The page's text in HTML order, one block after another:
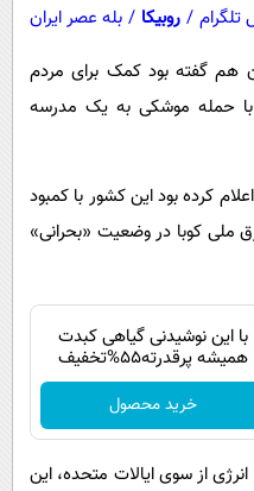
تلگرام / روبیکا / بله عصر ایران
هم گفته بود کمک برای مردم
با حمله موشکی به یک مدرسه
کرده بود این کشور با کمبود
کوبا در وضعیت «بحرانی»
با این نوشیدنی گیاهی کبدت
همیشه پرقدرته55%تخفیف
خرید محصول
از سوی ایالات متحده، این